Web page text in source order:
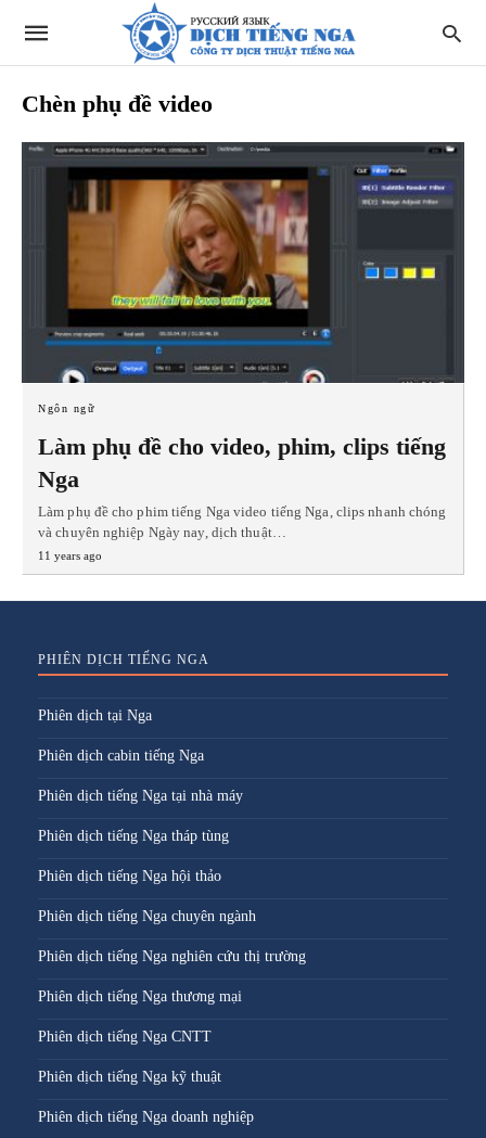
Chèn phụ đề video
Ngôn ngữ
Làm phụ đề cho video, phim, clips tiếng
Nga
Làm phụ đề cho phim tiếng Nga video tiếng Nga, clips nhanh chóng
và chuyên nghiệp Ngày nay, dịch thuật…
11 years ago
PHIÊN DỊCH TIẾNG NGA
Phiên dịch tại Nga
Phiên dịch cabin tiếng Nga
Phiên dịch tiếng Nga tại nhà máy
Phiên dịch tiếng Nga tháp tùng
Phiên dịch tiếng Nga hội thảo
Phiên dịch tiếng Nga chuyên ngành
Phiên dịch tiếng Nga nghiên cứu thị trường
Phiên dịch tiếng Nga thương mại
Phiên dịch tiếng Nga CNTT
Phiên dịch tiếng Nga kỹ thuật
Phiên dịch tiếng Nga doanh nghiệp